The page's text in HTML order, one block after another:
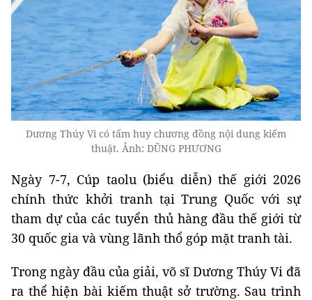
Dương Thúy Vi có tấm huy chương đồng nội dung kiếm
thuật. Ảnh: DŨNG PHƯƠNG
Ngày 7-7, Cúp taolu (biểu diễn) thế giới 2026
chính thức khởi tranh tại Trung Quốc với sự
tham dự của các tuyển thủ hàng đầu thế giới từ
30 quốc gia và vùng lãnh thổ góp mặt tranh tài.
Trong ngày đầu của giải, võ sĩ Dương Thúy Vi đã
ra thể hiện bài kiếm thuật sở trường. Sau trình